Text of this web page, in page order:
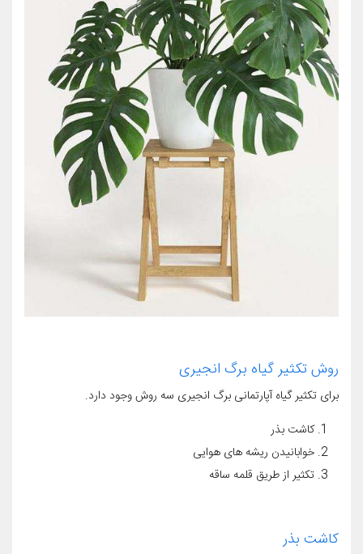
روش تکثیر گیاه برگ انجیری
برای تکثیر گیاه آپارتمانی برگ انجیری سه روش وجود دارد.
کاشت بذر
خوابانیدن ریشه های هوایی
تکثیر از طریق قلمه ساقه
کاشت بذر